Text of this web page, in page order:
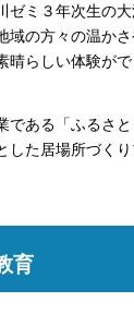
ゼミ３年次生の
域の方々の温か
晴らしい体験がで
である「ふるさ
した居場所づく
育